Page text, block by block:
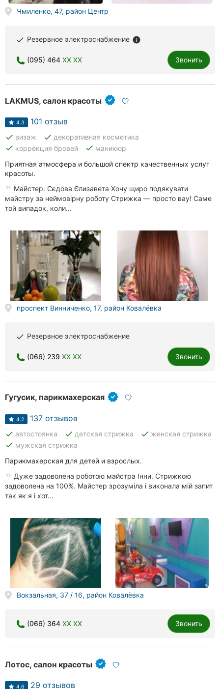
Чмиленко, 47, район Центр
done Резервное электроснабжение info
(095) 464 XX XX Звонить
LAKMUS, салон красоты
4.3 101 отзыв
done визаж done декоративная косметика
done коррекция бровей done маникюр
Приятная атмосфера и большой спектр качественных услуг
красоты.
Майстер: Сєдова Єлизавета Хочу щиро подякувати
майстру за неймовірну роботу Стрижка — просто вау! Саме
той випадок, коли...
проспект Винниченко, 17, район Ковалёвка
done Резервное электроснабжение
(066) 239 XX XX Звонить
Гугусик, парикмахерская
4.2 137 отзывов
done автостоянка done детская стрижка done женская стрижка
done мужская стрижка
Парикмахерская для детей и взрослых.
Дуже задоволена роботою майстра Інни. Стрижкою
задоволена на 100%. Майстер зрозуміла і виконала мій запит
так як я і хот...
Вокзальная, 37 / 16, район Ковалёвка
(066) 364 XX XX Звонить
Лотос, салон красоты
4.6 29 отзывов